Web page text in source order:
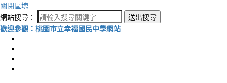
關閉區塊
網站搜尋：
送出搜尋
歡迎參觀：桃園市立幸福國民中學網站